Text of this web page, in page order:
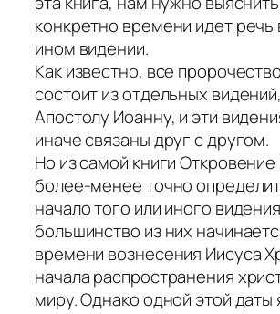
конкретно времени идет речь
ином видении.
Как известно, все
состоит из отдельных
Апостолу Иоанну, и эти
иначе связаны друг с другом.
Но из самой книги
более-менее точно
начало того или иного
большинство из них
времени вознесения Иисуса
начала распространения
миру. Однако одной этой даты